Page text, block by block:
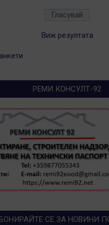
Виж резултата
РЕМИ КОНСУЛТ-92
СЕ ЗА НОВИНИ